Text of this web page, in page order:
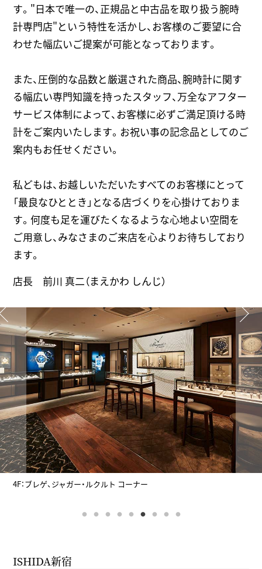
す。"日本で唯一の、正規品と中古品を取り扱う腕時
計専門店"という特性を活かし、お客様のご要望に合
わせた幅広いご提案が可能となっております。
また、圧倒的な品数と厳選された商品、腕時計に関す
る幅広い専門知識を持ったスタッフ、万全なアフター
サービス体制によって、お客様に必ずご満足頂ける時
計をご案内いたします。お祝い事の記念品としてのご
案内もお任せください。
私どもは、お越しいただいたすべてのお客様にとって
「最良なひととき」となる店づくりを心掛けておりま
す。何度も足を運びたくなるような心地よい空間を
ご用意し、みなさまのご来店を心よりお待ちしており
ます。
店長 前川 真二（まえかわ しんじ）
5F：グランドセイコー、ハミルトン、ティソ、ノルケイン、エドックス、
ISHIDA新宿